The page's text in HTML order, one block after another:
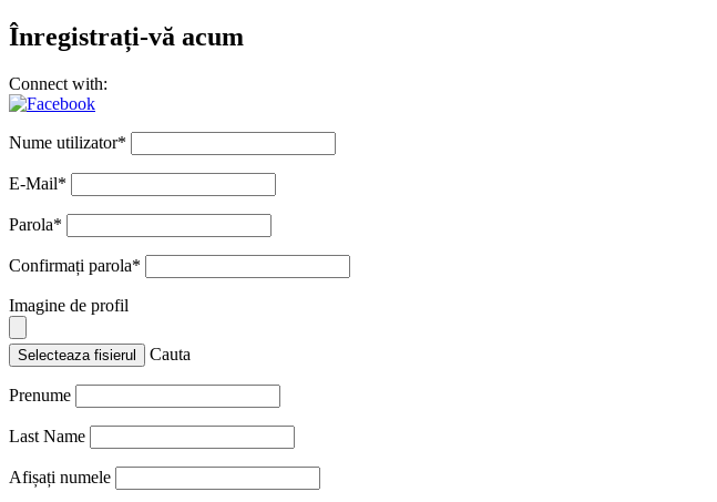
Înregistrați-vă acum
Connect with:
Nume utilizator*
E-Mail*
Parola*
Confirmați parola*
Imagine de profil
Selecteaza fisierul Cauta
Prenume
Last Name
Afișați numele